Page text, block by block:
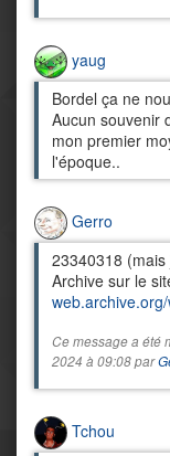
yaug
Bordel ça ne
Aucun souvenir
mon premier
l'époque..
Gerro
23340318
Archive sur le
Ce message a été
2024 à 09:08 par
Tchou